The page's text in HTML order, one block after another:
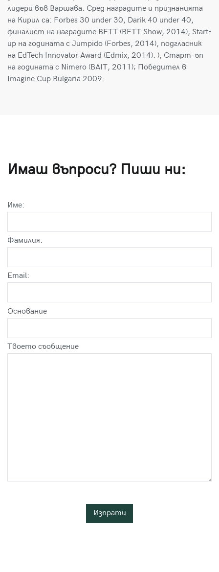
лидери във Варшава. Сред наградите и признанията
на Кирил са: Forbes 30 under 30, Darik 40 under 40,
финалист на наградите BETT (BETT Show, 2014), Start-
up на годината с Jumpido (Forbes, 2014), подгласник
на EdTech Innovator Award (Edmix, 2014). ), Старт-ъп
на годината с Nimero (BAIT, 2011); Победител в
Imagine Cup Bulgaria 2009.
Имаш въпроси? Пиши ни:
Име:
Фамилия:
Email:
Оснoвание
Твоето съобщение